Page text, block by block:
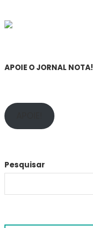
APOIE O JORNAL NOTA!
Pesquisar